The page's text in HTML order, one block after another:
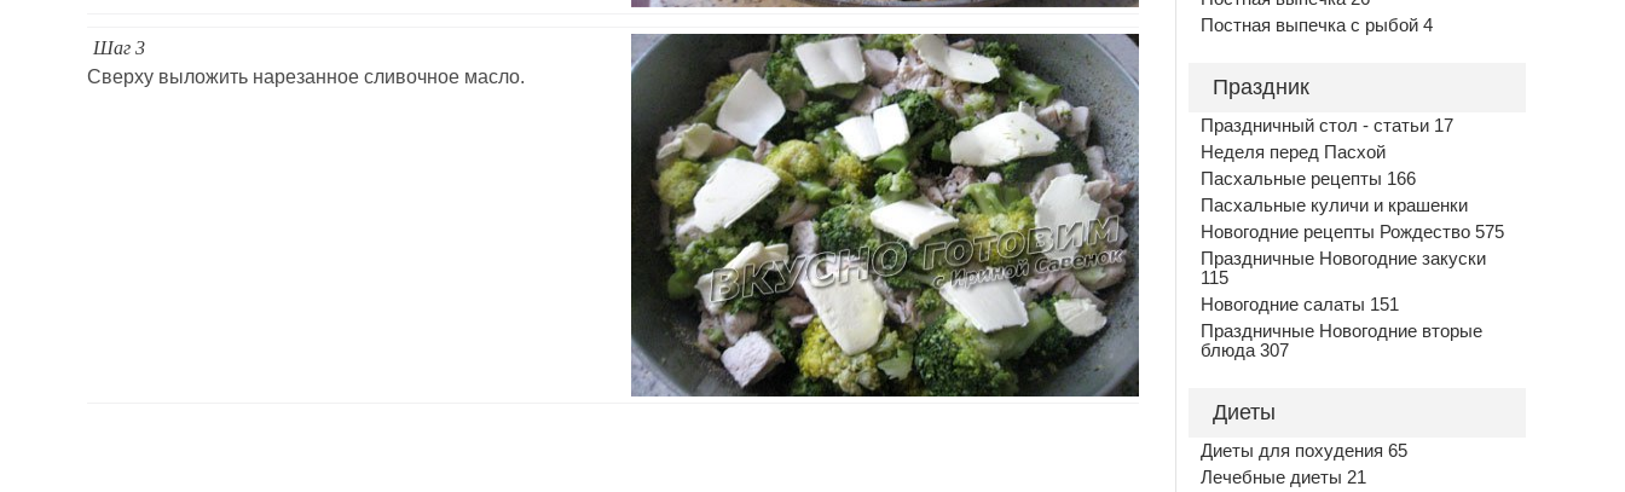
Шаг 3
Сверху выложить нарезанное сливочное масло.
Постная выпечка с рыбой 4
Праздник
Праздничный стол - статьи 17
Неделя перед Пасхой
Пасхальные рецепты 166
Пасхальные куличи и крашенки
Новогодние рецепты Рождество 575
Праздничные Новогодние закуски
115
Новогодние салаты 151
Праздничные Новогодние вторые
блюда 307
Диеты
Диеты для похудения 65
Лечебные диеты 21